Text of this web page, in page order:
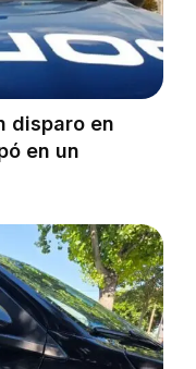
disparo en
en un